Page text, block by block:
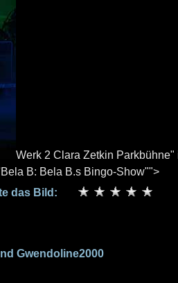
Werk 2 Clara Zetkin Parkbühne"
B: Bela B.s Bingo-Show"">
das Bild:
Gwendoline2000